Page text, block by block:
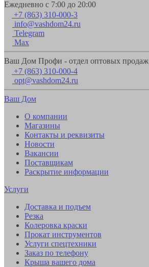
Ежедневно с 7:00 до 20:00
+7 (863) 310-000-3
info@vashdom24.ru
Telegram
Max
Ваш Дом Профи - отдел оптовых продаж
+7 (863) 310-000-4
opt@vashdom24.ru
Ваш Дом
О компании
Магазины
Контакты и реквизиты
Новости
Вакансии
Поставщикам
Раскрытие информации
Услуги
Доставка и подъем
Резка
Колеровка краски
Прокат инструментов
Услуги спецтехники
Заказ по телефону
Крыша вашего дома